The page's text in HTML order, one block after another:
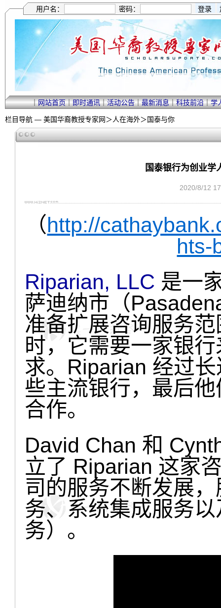
用户名： 密码：
｜网站首页｜即时通讯｜活动公告｜最新消息｜科技前沿｜学
栏目导航 — 美国华裔教授专家网＞人在海外＞国泰与你
国泰银行为创业学
2020/8/12
（http://
hts-
Riparian, LLC 是一
萨迪纳市（
准备扩展咨询服务
时，它需要一家银
求。Riparian 经过
些主流银行，最后
合作。
David Chan 和
立了 Riparian 这家
司的服务不断发展
务、系统集成服务
务）。